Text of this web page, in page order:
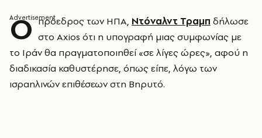
Ο πρόεδρος των ΗΠΑ, Ντόναλντ Τραμπ δήλωσε
στο Axios ότι η υπογραφή μιας συμφωνίας με
το Ιράν θα πραγματοποιηθεί «σε λίγες ώρες», αφού η
διαδικασία καθυστέρησε, όπως είπε, λόγω των
ισραηλινών επιθέσεων στη Βηρυτό.